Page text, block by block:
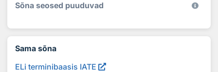
Sõna seosed puuduvad
Sama sõna
ELi terminibaasis IATE